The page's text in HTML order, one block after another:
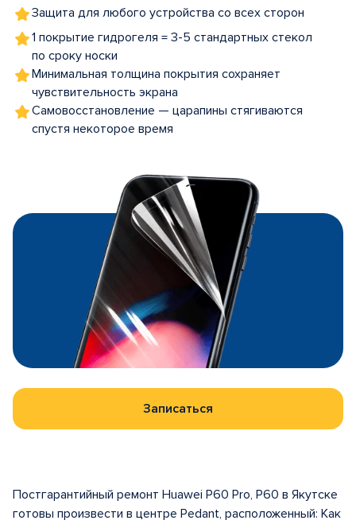
Защита для любого устройства со всех сторон
1 покрытие гидрогеля = 3-5 стандартных стекол
по сроку носки
Минимальная толщина покрытия сохраняет
чувствительность экрана
Самовосстановление — царапины стягиваются
спустя некоторое время
Записаться
Постгарантийный ремонт Huawei P60 Pro, P60 в Якутске
готовы произвести в центрe Pedant, расположенный: Как